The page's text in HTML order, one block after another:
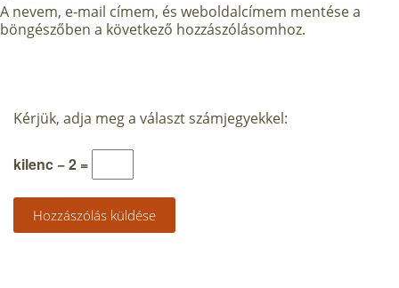
A nevem, e-mail címem, és weboldalcímem mentése a
böngészőben a következő hozzászólásomhoz.
Kérjük, adja meg a választ számjegyekkel:
kilenc − 2 =